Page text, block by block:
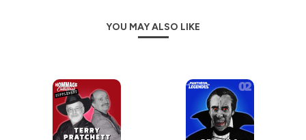
YOU MAY ALSO LIKE